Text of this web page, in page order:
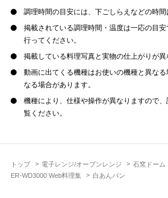
トップ 電子レンジ/オーブンレンジ
石窯ドーム
ER-WD3000 Web料理集
白あんパン
調理時間の目安には、下ごしらえなどの時間
掲載されている調理時間・温度は一応の目
行ってください。
掲載している料理写真と実物の仕上がりが異
動画に出てくる機種はお使いの機種と異な
なる場合があります。
機種により、仕様や操作が異なりますので
覧ください。